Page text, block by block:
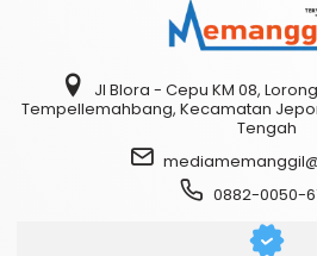
Jl Blora - Cepu KM 08, Lorong
Tempellemahbang, Kecamatan
Tengah
0882-0050-